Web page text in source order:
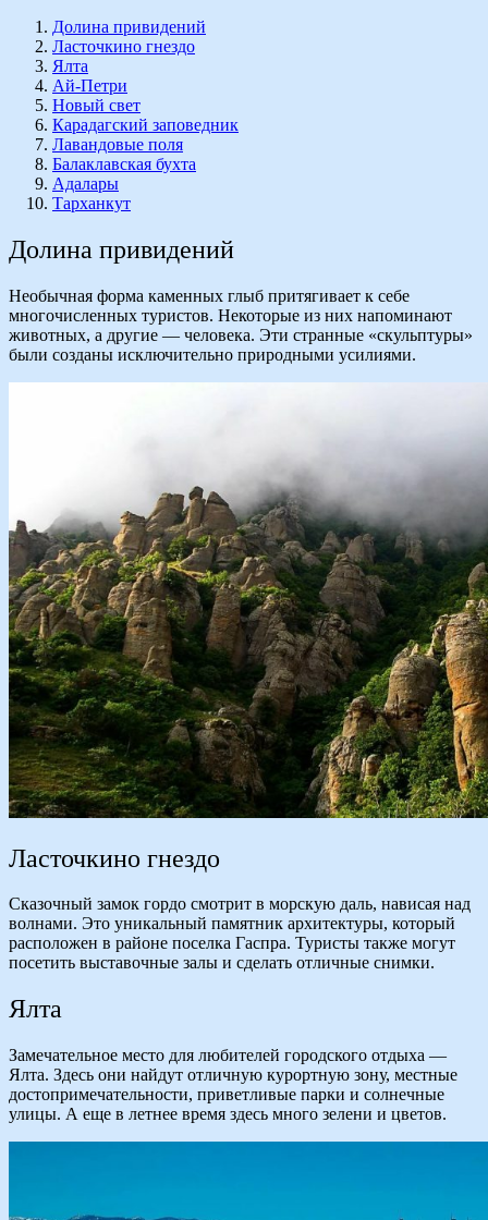
Долина привидений
Ласточкино гнездо
Ялта
Ай-Петри
Новый свет
Карадагский заповедник
Лавандовые поля
Балаклавская бухта
Адалары
Тарханкут
Долина привидений
Необычная форма каменных глыб притягивает к себе
многочисленных туристов. Некоторые из них напоминают
животных, а другие — человека. Эти странные «скульптуры»
были созданы исключительно природными усилиями.
Ласточкино гнездо
Сказочный замок гордо смотрит в морскую даль, нависая над
волнами. Это уникальный памятник архитектуры, который
расположен в районе поселка Гаспра. Туристы также могут
посетить выставочные залы и сделать отличные снимки.
Ялта
Замечательное место для любителей городского отдыха —
Ялта. Здесь они найдут отличную курортную зону, местные
достопримечательности, приветливые парки и солнечные
улицы. А еще в летнее время здесь много зелени и цветов.